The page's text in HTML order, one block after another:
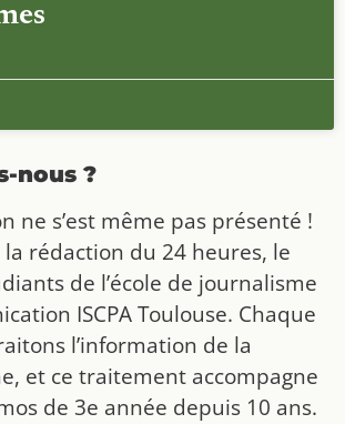
nous ?
ne s’est même pas présenté !
la rédaction du 24 heures, le
de l’école de journalisme
ISCPA Toulouse. Chaque
l’information de la
et ce traitement accompagne
de 3e année depuis 10 ans.